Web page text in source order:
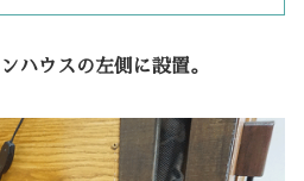
ハウスの左側に設置。